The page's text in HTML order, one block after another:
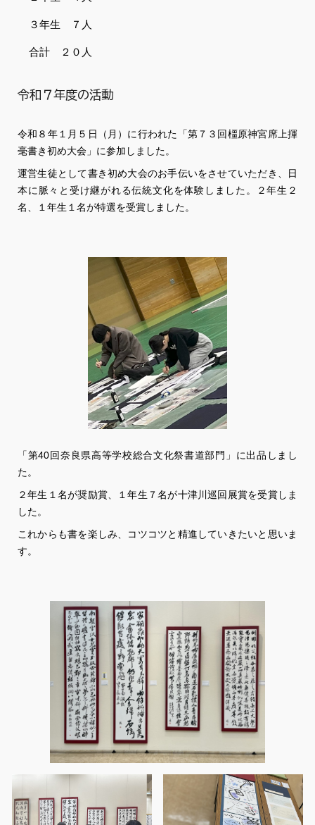
３年生 ７人
合計 ２０人
令和７年度の活動
令和８年１月５日（月）に行われた「第７３回橿原神宮席上揮
毫書き初め大会」に参加しました。
運営生徒として書き初め大会のお手伝いをさせていただき、日
本に脈々と受け継がれる伝統文化を体験しました。２年生２
名、１年生１名が特選を受賞しました。
「第40回奈良県高等学校総合文化祭書道部門」に出品しまし
た。
２年生１名が奨励賞、１年生７名が十津川巡回展賞を受賞しま
した。
これからも書を楽しみ、コツコツと精進していきたいと思いま
す。